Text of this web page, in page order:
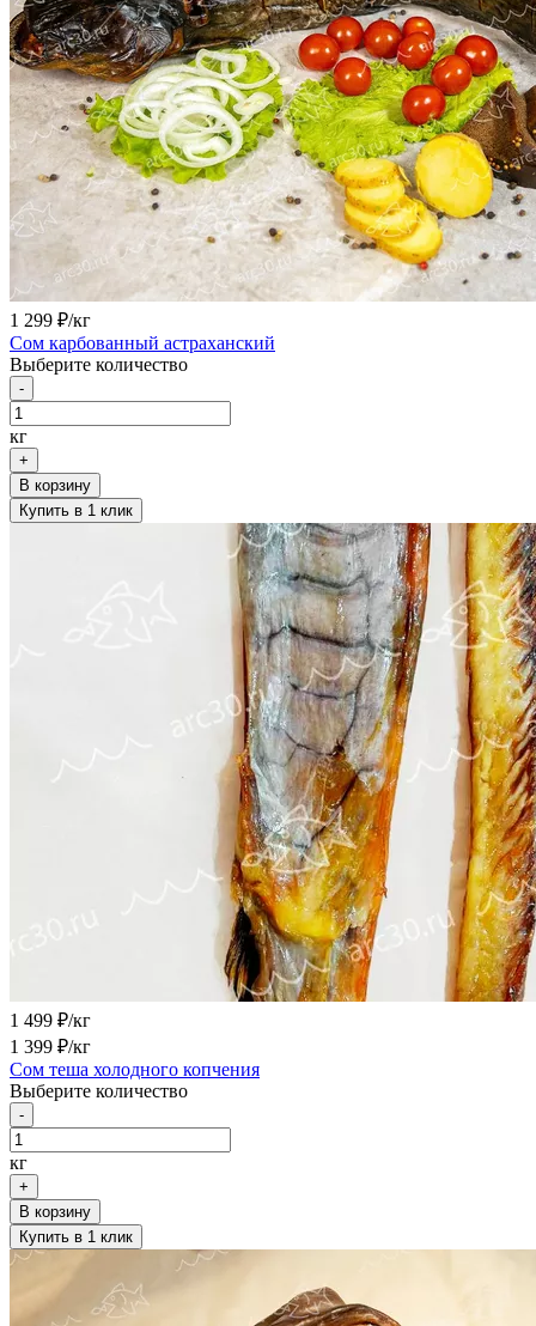
1 299 ₽/кг
Сом карбованный астраханский
Выберите количество
-
кг
+
В корзину
Купить в 1 клик
1 499 ₽/кг
1 399 ₽/кг
Сом теша холодного копчения
Выберите количество
-
кг
+
В корзину
Купить в 1 клик